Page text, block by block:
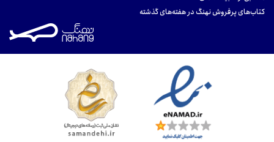
کتاب‌های پرفروش نهنگ در هفته‌های گذشته